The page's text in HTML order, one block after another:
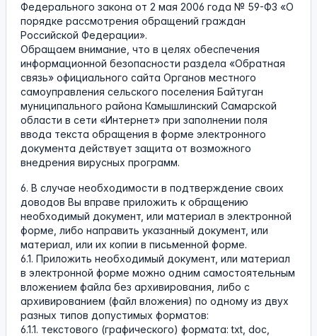
Федерального закона от 2 мая 2006 года № 59-ФЗ «О
порядке рассмотрения обращений граждан
Российской Федерации».
Обращаем внимание, что в целях обеспечения
информационной безопасности раздела «Обратная
связь» официального сайта Органов местного
самоуправления сельского поселения Байтуган
муниципального района Камышлинский Самарской
области в сети «Интернет» при заполнении поля
ввода текста обращения в форме электронного
документа действует защита от возможного
внедрения вирусных программ.
6. В случае необходимости в подтверждение своих
доводов Вы вправе приложить к обращению
необходимый документ, или материал в электронной
форме, либо направить указанный документ, или
материал, или их копии в письменной форме.
6.1. Приложить необходимый документ, или материал
в электронной форме можно одним самостоятельным
вложением файла без архивирования, либо с
архивированием (файл вложения) по одному из двух
разных типов допустимых форматов:
6.1.1. текстового (графического) формата: txt, doc,